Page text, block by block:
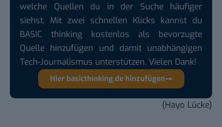
welche Quellen du in der Suche häufiger
siehst. Mit zwei schnellen Klicks kannst du
BASIC thinking kostenlos als bevorzugte
Quelle hinzufügen und damit unabhängigen
Tech-Journalismus unterstützen. Vielen Dank!
Hier basicthinking.de hinzufügen
(Hayo Lücke)